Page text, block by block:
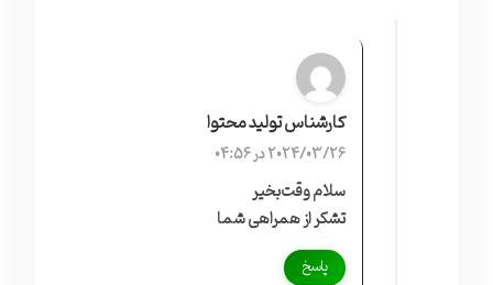
کارشناس تولید محتوا
2024/03/26 در 04:56
سلام وقت‌بخیر
تشکر از همراهی شما
پاسخ